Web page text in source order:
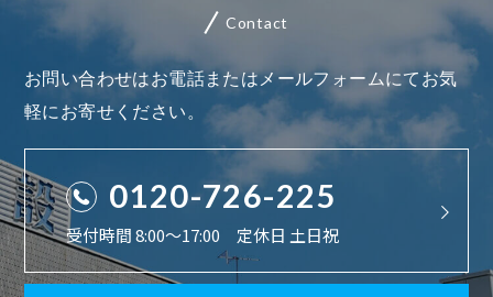
お問い合わせはお電話またはメールフォームにてお気
軽にお寄せください。
Contact
0120-726-225
受付時間 8:00〜17:00 定休日 土日祝